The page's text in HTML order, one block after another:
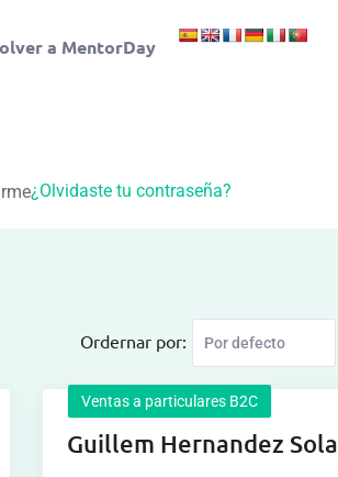
a MentorDay
¿Olvidaste tu contraseña?
Ordernar por:
Ventas a particulares B2C
Guillem Hernandez Sola